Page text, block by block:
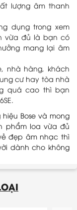
lượng âm thanh
dụng trong xem
vừa đủ là bạn có
mang lại âm
nhà hàng, khách
cư hay tòa nhà
quá cao thì bạn
Bose và mong
phẩm loa vừa đủ
đẹp âm nhạc thì
dành cho không